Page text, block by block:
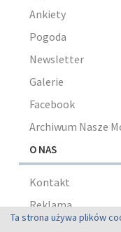
Ankiety
Pogoda
Newsletter
Galerie
Facebook
Archiwum Nasze
O NAS
Kontakt
Reklama
Portal
Ta strona używa plików